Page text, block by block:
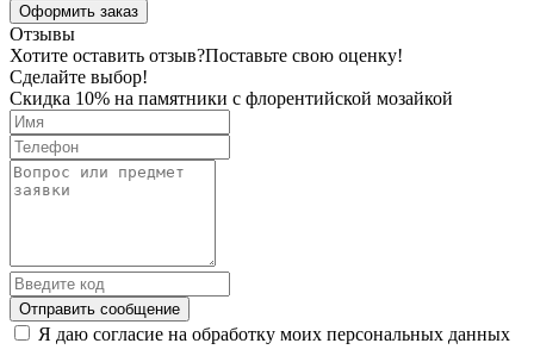
Оформить заказ
Отзывы
Хотите оставить отзыв?Поставьте свою оценку!
Сделайте выбор!
Скидка 10% на памятники с флорентийской мозайкой
Отправить сообщение
Я даю согласие на обработку моих персональных данных